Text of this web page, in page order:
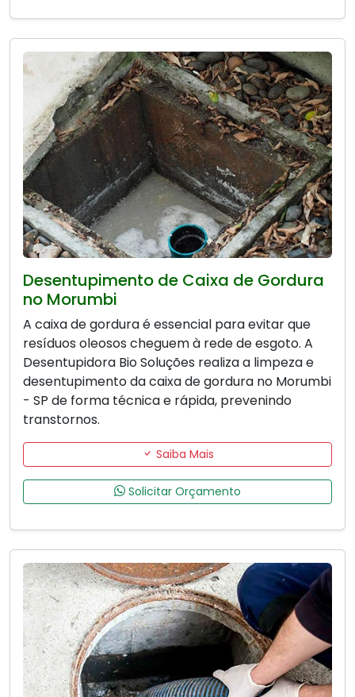
Desentupimento de Caixa de Gordura
no Morumbi
A caixa de gordura é essencial para evitar que
resíduos oleosos cheguem à rede de esgoto. A
Desentupidora Bio Soluções realiza a limpeza e
desentupimento da caixa de gordura no Morumbi
- SP de forma técnica e rápida, prevenindo
transtornos.
Saiba Mais
Solicitar Orçamento